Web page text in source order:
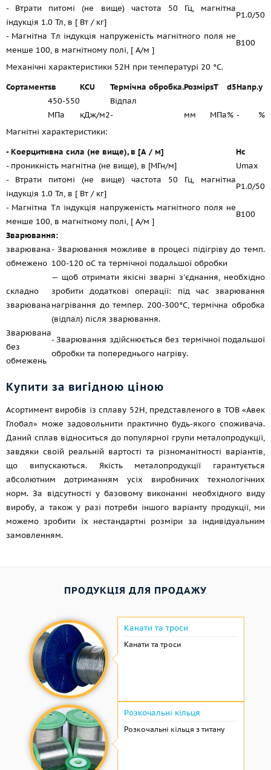
- Втрати питомі (не вище) частота 50 Гц, магнітна
індукція 1.0 Тл, в [ Вт / кг]
P1.0/50
- Магнітна Tл індукція напруженість магнітного поля не
менше 100, в магнітному полі, [ А/м ]
B100
Механічні характеристики 52Н при температурі 20 °C.
Сортаментsв KCU Термічна обробка.РозмірsT d5Напр.y
450-550
Відпал
МПа
кДж/м2- мм МПа% -
%
Магнітні характеристики:
- Коерцитивна сила (не вище), в [А / м]
Hc
- проникність магнітна (не вище), в [МГн/м]
Umax
- Втрати питомі (не вище) частота 50 Гц, магнітна
індукція 1.0 Тл, в [ Вт / кг]
P1.0/50
- Магнітна Tл індукція напруженість магнітного поля не
менше 100, в магнітному полі, [ А/м ]
B100
Зварювання:
зварювана
обмежено
- Зварювання можливе в процесі підігріву до темп.
100-120 oС та термічної подальшої обробки
складно
зварювана
— щоб отримати якісні зварні з'єднання, необхідно
зробити додаткові операції: під час зварювання
нагрівання до темпер. 200-300°C, термічна обробка
(відпал) після зварювання.
Зварювана
без
обмежень
- Зварювання здійснюється без термічної подальшої
обробки та попереднього нагріву.
Купити за вигідною ціною
Асортимент виробів із сплаву 52Н, представленого в ТОВ «Авек
Глобал» може задовольнити практично будь-якого споживача.
Даний сплав відноситься до популярної групи металопродукції,
завдяки своїй реальній вартості та різноманітності варіантів,
що випускаються. Якість металопродукції гарантується
абсолютним дотриманням усіх виробничих технологічних
норм. За відсутності у базовому виконанні необхідного виду
виробу, а також у разі потреби іншого варіанту продукції, ми
можемо зробити їх нестандартні розміри за індивідуальним
замовленням.
ПРОДУКЦІЯ ДЛЯ ПРОДАЖУ
Канати та троси
Канати та троси
Розкочальні кільця
Розкочальні кільця з титану